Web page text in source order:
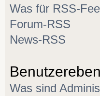
Was für RSS-
Forum-RSS
News-RSS
Was sind